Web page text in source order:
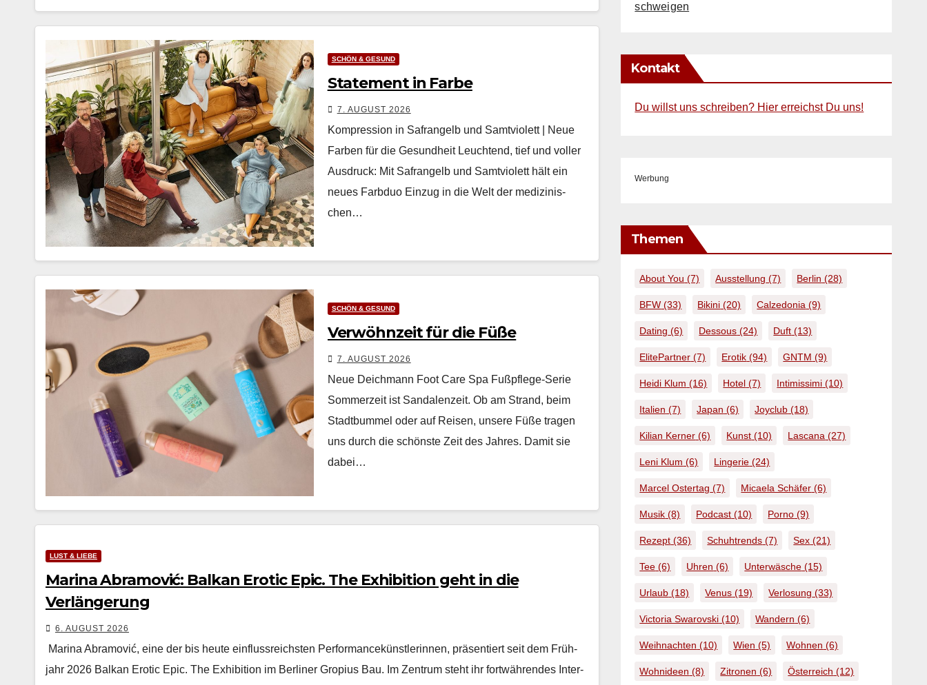
SCHÖN & GESUND
Statement in Farbe
7. AUGUST 2026
Kompression in Safrangelb und Samtviolett | Neue
Farben für die Gesundheit Leuch­t­end, tief und voller
Aus­druck: Mit Safrangelb und Samtvi­o­lett hält ein
neues Farb­duo Einzug in die Welt der medi­zinis­
chen…
SCHÖN & GESUND
Verwöhnzeit für die Füße
7. AUGUST 2026
Neue Deichmann Foot Care Spa Fußpflege-Serie
Som­merzeit ist San­dalen­zeit. Ob am Strand, beim
Stadt­bum­mel oder auf Reisen, unsere Füße tra­gen
uns durch die schön­ste Zeit des Jahres. Damit sie
dabei…
LUST & LIEBE
Marina Abramović: Balkan Erotic Epic. The Exhibition geht in die
Verlängerung
6. AUGUST 2026
Mari­na Abramović, eine der bis heute ein­flussre­ich­sten Per­for­mancekün­st­lerin­nen, präsen­tiert seit dem Früh­
jahr 2026 Balkan Erot­ic Epic. The Exhi­bi­tion im Berlin­er Gropius Bau. Im Zen­trum ste­ht ihr fortwähren­des Inter­
schweigen
Kontakt
Du willst uns schreiben? Hier erreichst Du uns!
Werbung
Themen
About You (7) Ausstellung (7) Berlin (28)
BFW (33) Bikini (20) Calzedonia (9)
Dating (6) Dessous (24) Duft (13)
ElitePartner (7) Erotik (94) GNTM (9)
Heidi Klum (16) Hotel (7) Intimissimi (10)
Italien (7) Japan (6) Joyclub (18)
Kilian Kerner (6) Kunst (10) Lascana (27)
Leni Klum (6) Lingerie (24)
Marcel Ostertag (7) Micaela Schäfer (6)
Musik (8) Podcast (10) Porno (9)
Rezept (36) Schuhtrends (7) Sex (21)
Tee (6) Uhren (6) Unterwäsche (15)
Urlaub (18) Venus (19) Verlosung (33)
Victoria Swarovski (10) Wandern (6)
Weihnachten (10) Wien (5) Wohnen (6)
Wohnideen (8) Zitronen (6) Österreich (12)